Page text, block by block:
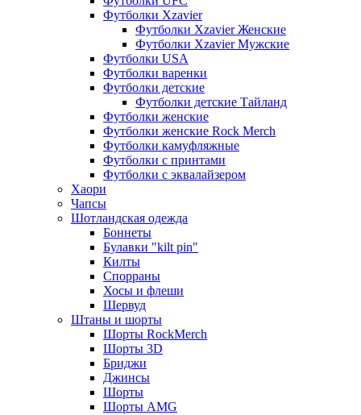
Футболки Xzavier
Футболки Xzavier Женские
Футболки Xzavier Мужские
Футболки USA
Футболки варенки
Футболки детские
Футболки детские Тайланд
Футболки женские
Футболки женские Rock Merch
Футболки камуфляжные
Футболки с принтами
Футболки с эквалайзером
Хаори
Чапсы
Шотландская одежда
Боннеты
Булавки "kilt pin"
Килты
Спорраны
Хосы и флеши
Шервуд
Штаны и шорты
Шорты RockMerch
Шорты 3D
Бриджи
Джинсы
Шорты
Шорты AMG